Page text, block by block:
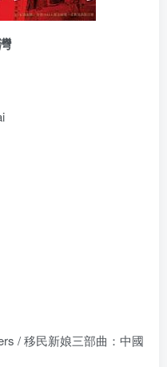
/ 移民新娘三部曲：中國